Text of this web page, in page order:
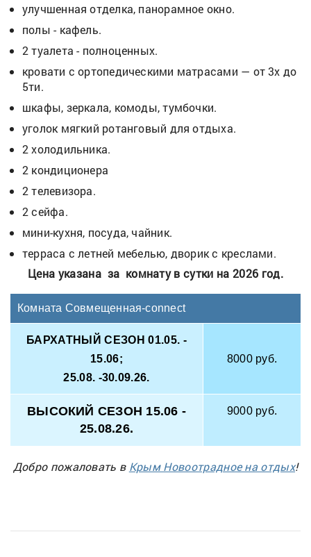
улучшенная отделка, панорамное окно.
полы - кафель.
2 туалета - полноценных.
кровати с ортопедическими матрасами — от 3х до
5ти.
шкафы, зеркала, комоды, тумбочки.
уголок мягкий ротанговый для отдыха.
2 холодильника.
2 кондиционера
2 телевизора.
2 сейфа.
мини-кухня, посуда, чайник.
терраса с летней мебелью, дворик с креслами.
Цена указана за комнату в сутки на 2026 год.
Комната Совмещенная-connect
БАРХАТНЫЙ СЕЗОН 01.05. -
15.06;
25.08. -30.09.26.
8000 руб.
ВЫСОКИЙ СЕЗОН 15.06 -
25.08.26.
9000 руб.
Добро пожаловать в Крым Новоотрадное на отдых!